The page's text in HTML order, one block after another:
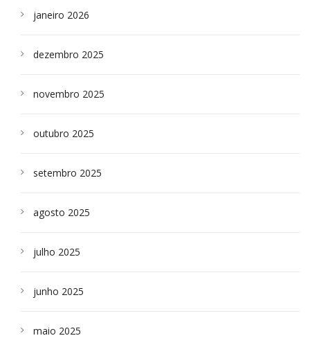
janeiro 2026
dezembro 2025
novembro 2025
outubro 2025
setembro 2025
agosto 2025
julho 2025
junho 2025
maio 2025